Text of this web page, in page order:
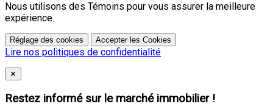
Nous utilisons des Témoins pour vous assurer la meilleure
expérience.
Réglage des cookies Accepter les Cookies
Lire nos politiques de confidentialité
Close
✕
Restez informé sur le marché immobilier !